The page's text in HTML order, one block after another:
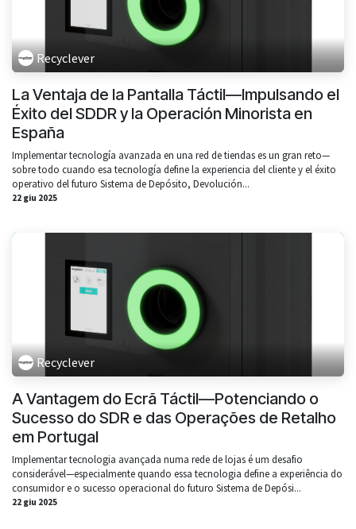
Recyclever
La Ventaja de la Pantalla Táctil—Impulsando el
Éxito del SDDR y la Operación Minorista en
España
Implementar tecnología avanzada en una red de tiendas es un gran reto—
sobre todo cuando esa tecnología define la experiencia del cliente y el éxito
operativo del futuro Sistema de Depósito, Devolución...
22 giu 2025
Recyclever
A Vantagem do Ecrã Táctil—Potenciando o
Sucesso do SDR e das Operações de Retalho
em Portugal
Implementar tecnologia avançada numa rede de lojas é um desafio
considerável—especialmente quando essa tecnologia define a experiência do
consumidor e o sucesso operacional do futuro Sistema de Depósi...
22 giu 2025